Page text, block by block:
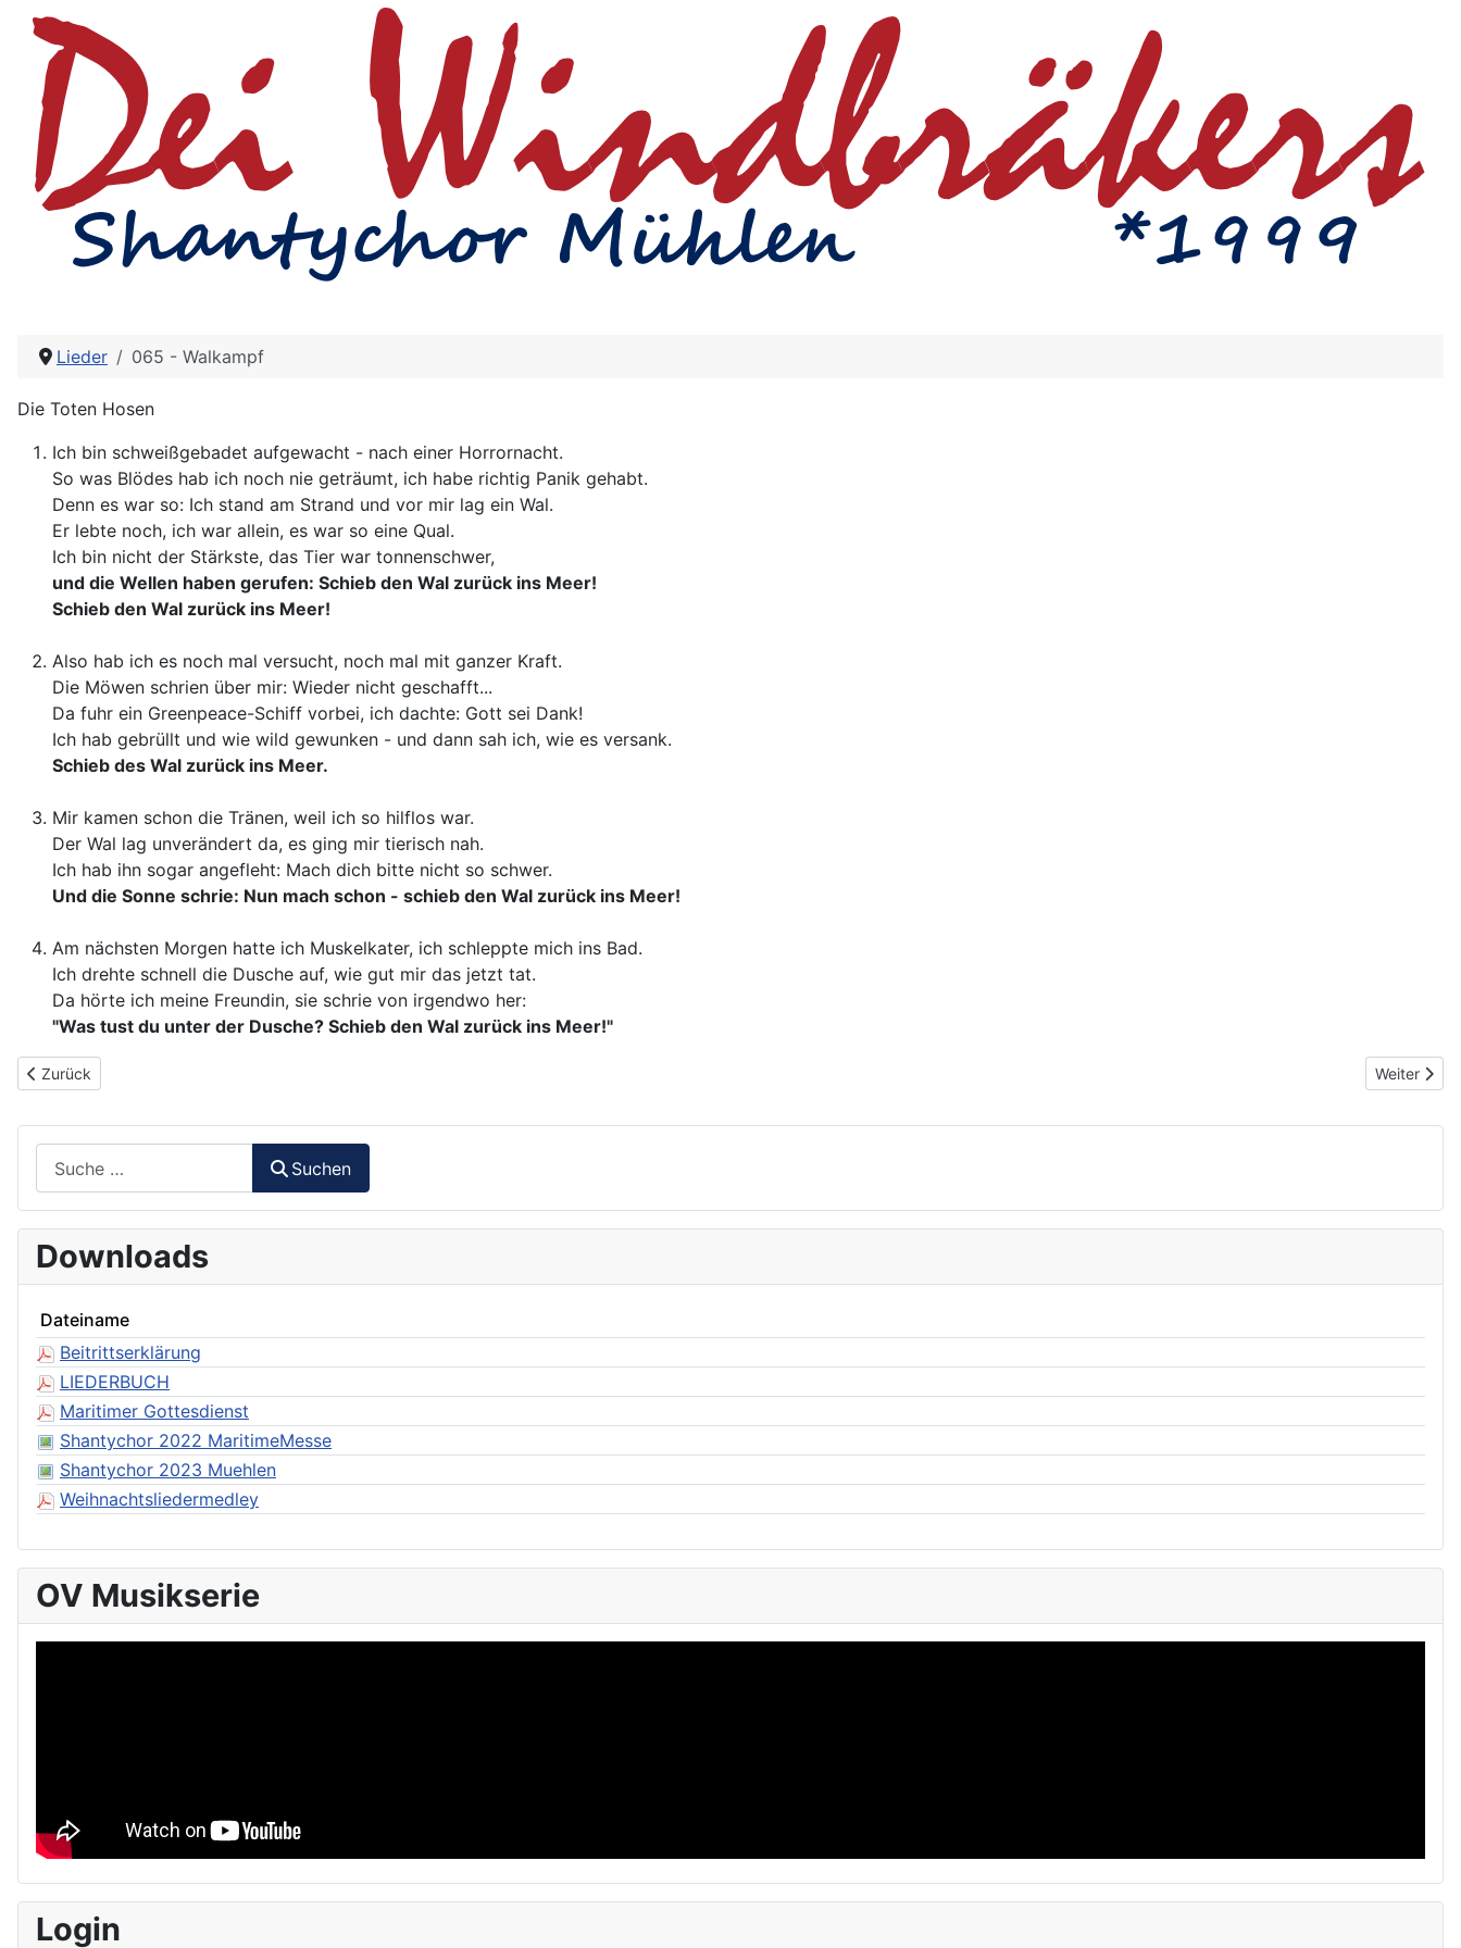
Lieder 065 - Walkampf
Die Toten Hosen
Ich bin schweißgebadet aufgewacht - nach einer Horrornacht.
So was Blödes hab ich noch nie geträumt, ich habe richtig Panik gehabt.
Denn es war so: Ich stand am Strand und vor mir lag ein Wal.
Er lebte noch, ich war allein, es war so eine Qual.
Ich bin nicht der Stärkste, das Tier war tonnenschwer,
und die Wellen haben gerufen: Schieb den Wal zurück ins Meer!
Schieb den Wal zurück ins Meer!
Also hab ich es noch mal versucht, noch mal mit ganzer Kraft.
Die Möwen schrien über mir: Wieder nicht geschafft...
Da fuhr ein Greenpeace-Schiff vorbei, ich dachte: Gott sei Dank!
Ich hab gebrüllt und wie wild gewunken - und dann sah ich, wie es versank.
Schieb des Wal zurück ins Meer.
Mir kamen schon die Tränen, weil ich so hilflos war.
Der Wal lag unverändert da, es ging mir tierisch nah.
Ich hab ihn sogar angefleht: Mach dich bitte nicht so schwer.
Und die Sonne schrie: Nun mach schon - schieb den Wal zurück ins Meer!
Am nächsten Morgen hatte ich Muskelkater, ich schleppte mich ins Bad.
Ich drehte schnell die Dusche auf, wie gut mir das jetzt tat.
Da hörte ich meine Freundin, sie schrie von irgendwo her:
"Was tust du unter der Dusche? Schieb den Wal zurück ins Meer!"
Vorheriger Beitrag: 064 - Whiskey in the Jar
Zurück Nächster
Weiter
Suchen
Downloads
Dateiname
Beitrittserklärung
LIEDERBUCH
Maritimer Gottesdienst
Shantychor 2022 MaritimeMesse
Shantychor 2023 Muehlen
Weihnachtsliedermedley
OV Musikserie
Login